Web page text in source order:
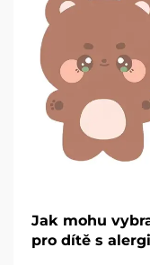
Jak mohu
pro dítě s